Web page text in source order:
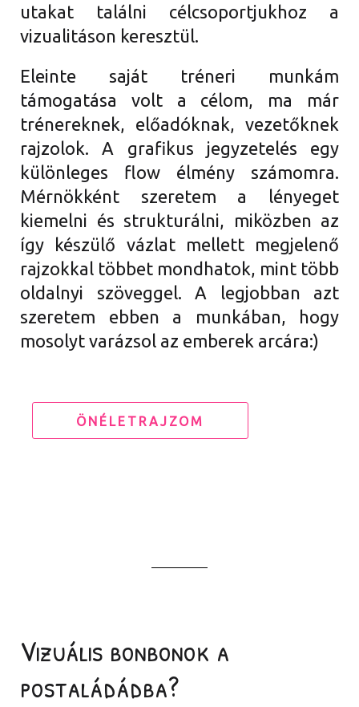
utakat találni célcsoportjukhoz a
vizualitáson keresztül.
Eleinte saját tréneri munkám
támogatása volt a célom, ma már
trénereknek, előadóknak, vezetőknek
rajzolok. A grafikus jegyzetelés egy
különleges flow élmény számomra.
Mérnökként szeretem a lényeget
kiemelni és strukturálni, miközben az
így készülő vázlat mellett megjelenő
rajzokkal többet mondhatok, mint több
oldalnyi szöveggel. A legjobban azt
szeretem ebben a munkában, hogy
mosolyt varázsol az emberek arcára:)
ÖNÉLETRAJZOM
Vizuális bonbonok a
postaládádba?